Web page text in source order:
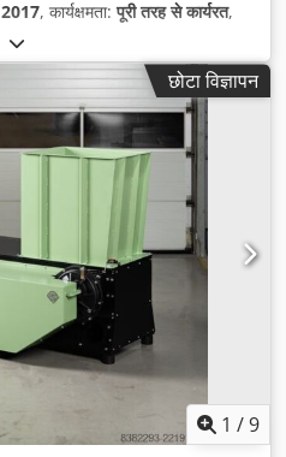
2017, कार्यक्षमता:पूरी तरह से कार्यरत,
छोटा विज्ञापन
1 /9